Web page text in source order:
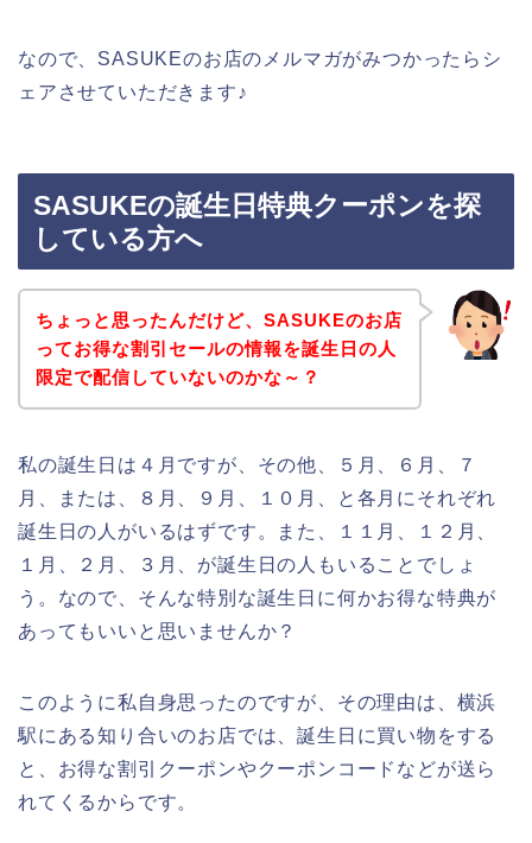
なので、SASUKEのお店のメルマガがみつかったらシ
ェアさせていただきます♪
SASUKEの誕生日特典クーポンを探
している方へ
ちょっと思ったんだけど、SASUKEのお店
ってお得な割引セールの情報を誕生日の人
限定で配信していないのかな～？
私の誕生日は４月ですが、その他、５月、６月、７
月、または、８月、９月、１０月、と各月にそれぞれ
誕生日の人がいるはずです。また、１１月、１２月、
１月、２月、３月、が誕生日の人もいることでしょ
う。なので、そんな特別な誕生日に何かお得な特典が
あってもいいと思いませんか？
このように私自身思ったのですが、その理由は、横浜
駅にある知り合いのお店では、誕生日に買い物をする
と、お得な割引クーポンやクーポンコードなどが送ら
れてくるからです。